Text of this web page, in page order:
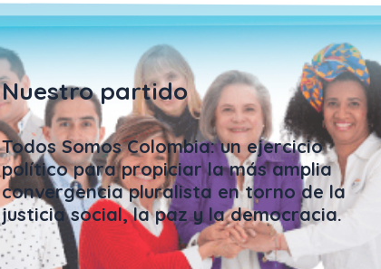
Nuestro partido
Todos Somos Colombia: un ejercicio
político para propiciar la más amplia
convergencia pluralista en torno de la
justicia social, la paz y la democracia.